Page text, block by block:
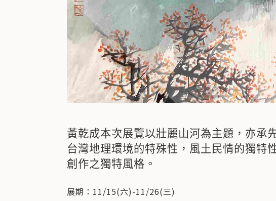
黃乾成本次展覽以壯麗山河為主題，亦承
台灣地理環境的特殊性，風土民情的獨特
創作之獨特風格。
展期：11/15(六)-11/26(三)